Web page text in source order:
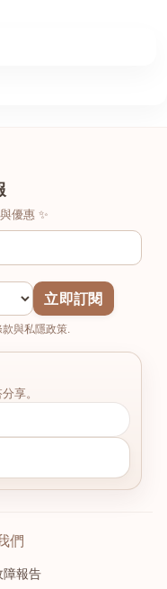
優惠 ✨
立即訂閱
與私隱政策.
享。
們
障報告